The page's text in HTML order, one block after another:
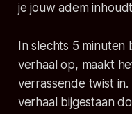
je jouw adem
In slechts 5
verhaal op, maakt
verrassende twist
verhaal bijgestaan